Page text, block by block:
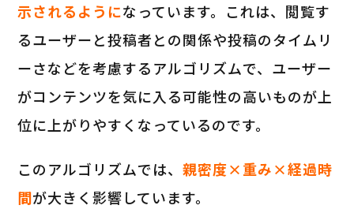
示されるようになっています。これは、閲覧す
るユーザーと投稿者との関係や投稿のタイムリ
ーさなどを考慮するアルゴリズムで、ユーザー
がコンテンツを気に入る可能性の高いものが上
位に上がりやすくなっているのです。
このアルゴリズムでは、親密度×重み×経過時
間が大きく影響しています。